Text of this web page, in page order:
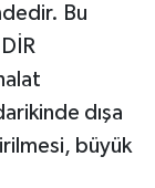
Bu
dışa
büyük